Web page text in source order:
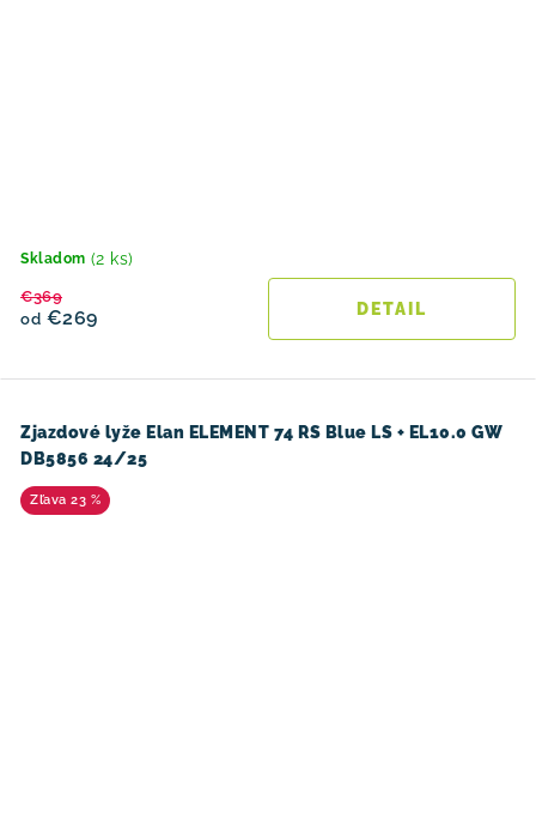
Skladom (2 ks)
od €269
€369
DETAIL
Zjazdové lyže Elan ELEMENT 74 RS Blue LS + EL10.0 GW
DB5856 24/25
23 %